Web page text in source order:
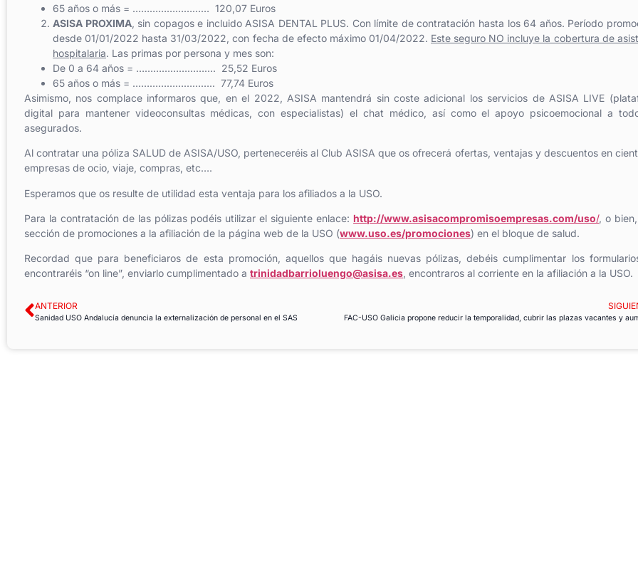
65 años o más = ……………………… 120,07 Euros
ASISA PROXIMA, sin copagos e incluido ASISA DENTAL PLUS. Con límite de contratación hasta los 64 años. Período
desde 01/01/2022 hasta 31/03/2022, con fecha de efecto máximo 01/04/2022. Este seguro NO incluye la cobertura de
hospitalaria. Las primas por persona y mes son:
De 0 a 64 años = ………………………. 25,52 Euros
65 años o más = ……………………….. 77,74 Euros
Asimismo, nos complace informaros que, en el 2022, ASISA mantendrá sin coste adicional los servicios de ASISA LIVE
digital para mantener videoconsultas médicas, con especialistas) el chat médico, así como el apoyo psicoemocional a
asegurados.
Al contratar una póliza SALUD de ASISA/USO, perteneceréis al Club ASISA que os ofrecerá ofertas, ventajas y descuentos en
empresas de ocio, viaje, compras, etc….
Esperamos que os resulte de utilidad esta ventaja para los afiliados a la USO.
Para la contratación de las pólizas podéis utilizar el siguiente enlace:http://www.asisacompromisoempresas.com/uso/, o
sección de promociones a la afiliación de la página web de la USO (www.uso.es/promociones) en el bloque de salud.
Recordad que para beneficiaros de esta promoción, aquellos que hagáis nuevas pólizas, debéis cumplimentar los
encontraréis “on line”, enviarlo cumplimentado a trinidadbarrioluengo@asisa.es, encontraros al corriente en la afiliación a la USO.
ANTERIOR
Sanidad USO Andalucía denuncia la externalización de personal en el SAS